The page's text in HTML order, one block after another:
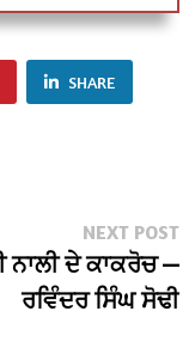
SHARE
NEXT POST
ਨਾਲੀ ਦੇ ਕਾਕਰੋਚ —
ਰਵਿੰਦਰ ਸਿੰਘ ਸੋਢੀ